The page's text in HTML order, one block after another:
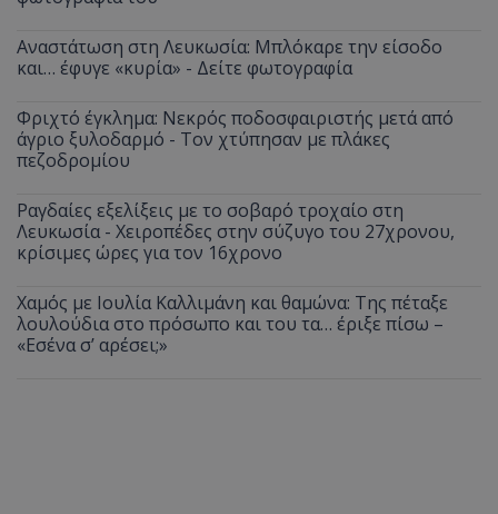
Αναστάτωση στη Λευκωσία: Μπλόκαρε την είσοδο
και… έφυγε «κυρία» - Δείτε φωτογραφία
Φριχτό έγκλημα: Νεκρός ποδοσφαιριστής μετά από
άγριο ξυλοδαρμό - Τον χτύπησαν με πλάκες
πεζοδρομίου
Ραγδαίες εξελίξεις με το σοβαρό τροχαίο στη
Λευκωσία - Χειροπέδες στην σύζυγο του 27χρονου,
κρίσιμες ώρες για τον 16χρονο
Χαμός με Ιουλία Καλλιμάνη και θαμώνα: Της πέταξε
λουλούδια στο πρόσωπο και του τα… έριξε πίσω –
«Εσένα σ’ αρέσει;»